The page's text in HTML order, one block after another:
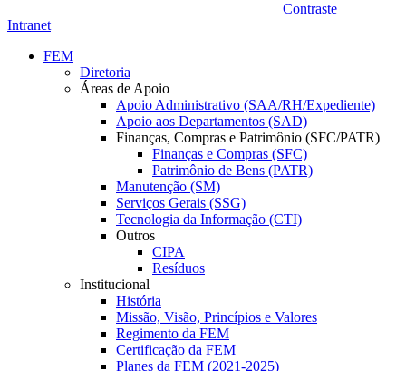
Contraste
Intranet
FEM
Diretoria
Áreas de Apoio
Apoio Administrativo (SAA/RH/Expediente)
Apoio aos Departamentos (SAD)
Finanças, Compras e Patrimônio (SFC/PATR)
Finanças e Compras (SFC)
Patrimônio de Bens (PATR)
Manutenção (SM)
Serviços Gerais (SSG)
Tecnologia da Informação (CTI)
Outros
CIPA
Resíduos
Institucional
História
Missão, Visão, Princípios e Valores
Regimento da FEM
Certificação da FEM
Planes da FEM (2021-2025)